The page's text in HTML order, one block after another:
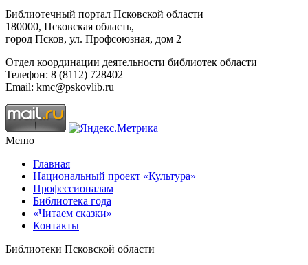
Библиотечный портал Псковской области
180000, Псковская область,
город Псков, ул. Профсоюзная, дом 2
Отдел координации деятельности библиотек области
Телефон: 8 (8112) 728402
Email: kmc@pskovlib.ru
Меню
Главная
Национальный проект «Культура»
Профессионалам
Библиотека года
«Читаем сказки»
Контакты
Библиотеки Псковской области